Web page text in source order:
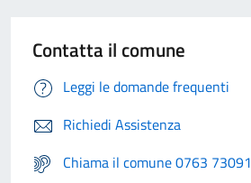
Contatta il comune
Leggi le domande frequenti
Richiedi Assistenza
Chiama il comune 0763 73091